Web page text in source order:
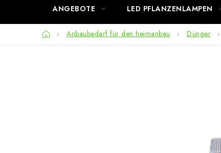
ANGEBOTE LED PFLANZENLAMPEN
StartseiteAnbaubedarf für den heimanbau Dünger